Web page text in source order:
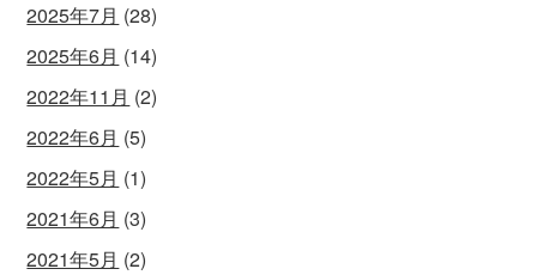
2025年7月 (28)
2025年6月 (14)
2022年11月 (2)
2022年6月 (5)
2022年5月 (1)
2021年6月 (3)
2021年5月 (2)